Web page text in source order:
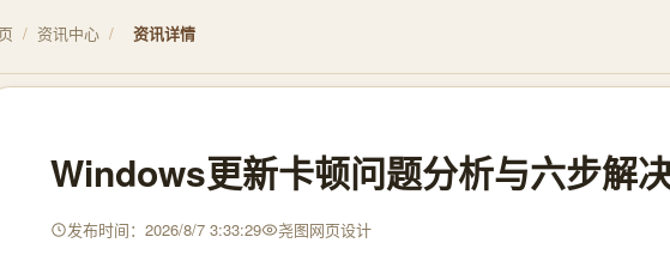
/ 资讯中心 / 资讯详情
Windows更新卡顿问题分析与六步解
发布时间：2026/8/7 3:33:29 尧图网页设计